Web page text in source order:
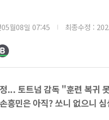
월08일 07:45 최종수정 :
... 토트넘 감독 "훈련 복귀
흥민은 아직? 쏘니 없으니